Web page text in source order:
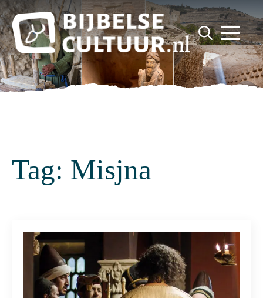
Search
for:
for:
Tag: Misjna